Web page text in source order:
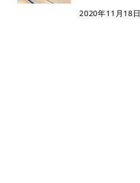
2020年11月18日